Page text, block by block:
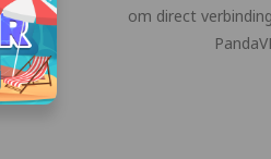
om direct